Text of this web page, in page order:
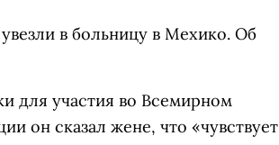
в больницу в Мехико. Об
для участия во Всемирном
он сказал жене, что «чувствует